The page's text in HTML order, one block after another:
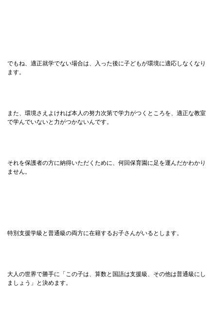
でもね、適正就学でない場合は、入った後に子どもが環境に適応しなくなり
ます。
また、環境さえよければ本人の努力次第で学力がつくところを、適正な教室
で学んでいないと力がつかないんです。
それを保護者の方に納得いただくために、何回保育園に足を運んだかわかり
ません。
特別支援学級と普通級の両方に在籍するお子さんがいるとします。
大人の世界で勝手に「この子は、算数と国語は支援級、その他は普通級にし
ましょう」と決めます。